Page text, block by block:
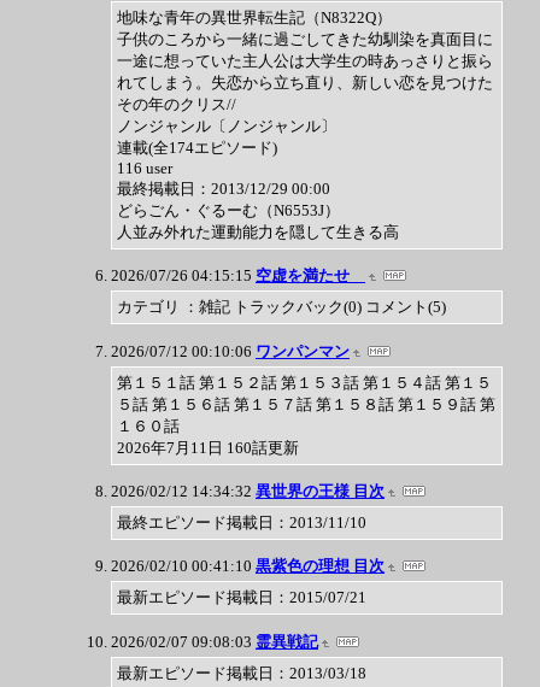
地味な青年の異世界転生記（N8322Q）
子供のころから一緒に過ごしてきた幼馴染を真面目に
一途に想っていた主人公は大学生の時あっさりと振ら
れてしまう。失恋から立ち直り、新しい恋を見つけた
その年のクリス//
ノンジャンル〔ノンジャンル〕
連載(全174エピソード)
116 user
最終掲載日：2013/12/29 00:00
どらごん・ぐるーむ（N6553J）
人並み外れた運動能力を隠して生きる高
2026/07/26 04:15:15 空虚を満たせ
カテゴリ ：雑記 トラックバック(0) コメント(5)
2026/07/12 00:10:06 ワンパンマン
第１５１話 第１５２話 第１５３話 第１５４話 第１５
５話 第１５６話 第１５７話 第１５８話 第１５９話 第
１６０話
2026年7月11日 160話更新
2026/02/12 14:34:32 異世界の王様 目次
最終エピソード掲載日：2013/11/10
2026/02/10 00:41:10 黒紫色の理想 目次
最新エピソード掲載日：2015/07/21
2026/02/07 09:08:03 霊異戦記
最新エピソード掲載日：2013/03/18